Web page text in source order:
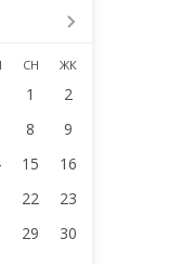
СН ЖК
1
2
8
9
15
16
22
23
29
30